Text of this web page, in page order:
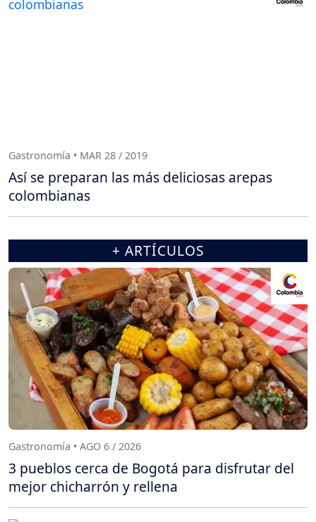
Gastronomía • MAR 28 / 2019
Así se preparan las más deliciosas arepas
colombianas
+ ARTÍCULOS
Gastronomía • AGO 6 / 2026
3 pueblos cerca de Bogotá para disfrutar del
mejor chicharrón y rellena